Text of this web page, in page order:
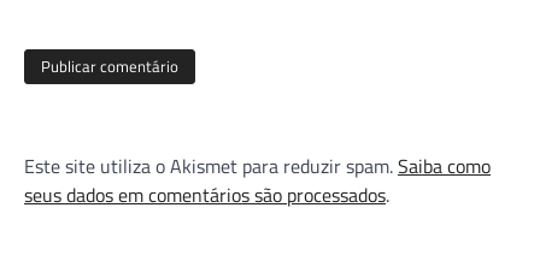
Este site utiliza o Akismet para reduzir spam.Saiba como
seus dados em comentários são processados.